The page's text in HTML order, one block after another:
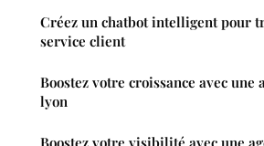
Créez un chatbot intelligent pour
service client
Boostez votre croissance avec une
lyon